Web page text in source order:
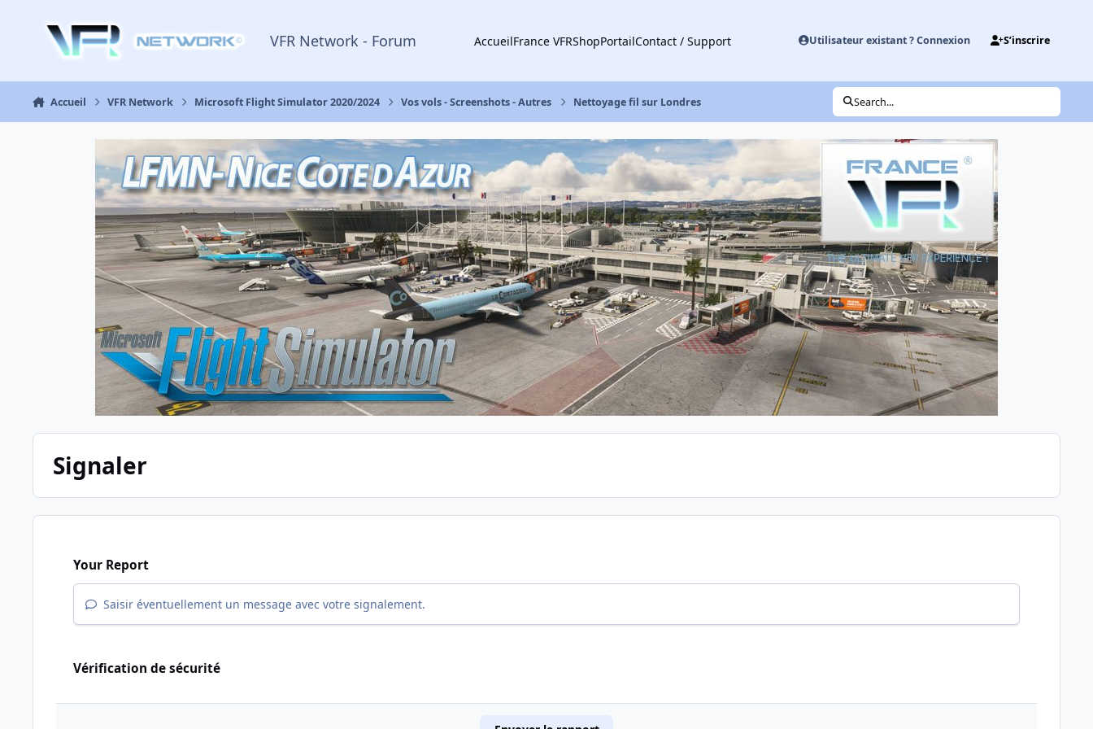
VFR Network - Forum AccueilFrance VFRShopPortailContact / Support Utilisateur existant ? Connexion S’inscrire
Accueil VFR Network Microsoft Flight Simulator 2020/2024 Vos vols - Screenshots - Autres Nettoyage fil sur Londres Search...
Signaler
Your Report
Saisir éventuellement un message avec votre signalement.
Vérification de sécurité